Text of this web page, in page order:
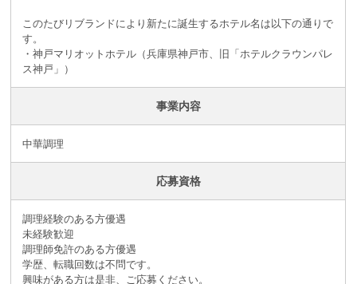
このたびリブランドにより新たに誕生するホテル名は以下の通りで
す。
・神戸マリオットホテル（兵庫県神戸市、旧「ホテルクラウンパレ
ス神戸」）
事業内容
中華調理
応募資格
調理経験のある方優遇
未経験歓迎
調理師免許のある方優遇
学歴、転職回数は不問です。
興味がある方は是非、ご応募ください。